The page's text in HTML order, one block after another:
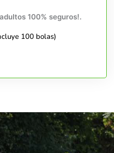
100% seguros!.
100 bolas)